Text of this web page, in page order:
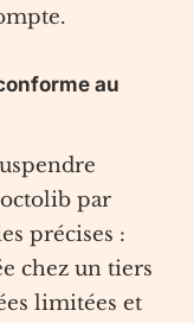
au
par
précises :
chez un tiers
limitées et